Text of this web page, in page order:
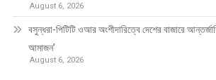
August 6, 2026
বসুন্ধরা-পিটিটি ওআর অংশীদারিত্বে দেশের বাজারে
আমাজন’
August 6, 2026